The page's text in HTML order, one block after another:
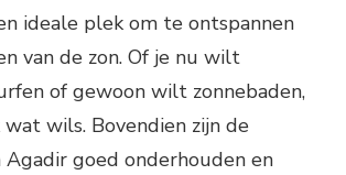
ideale plek om te ontspannen
van de zon. Of je nu wilt
of gewoon wilt zonnebaden,
wils. Bovendien zijn de
Agadir goed onderhouden en